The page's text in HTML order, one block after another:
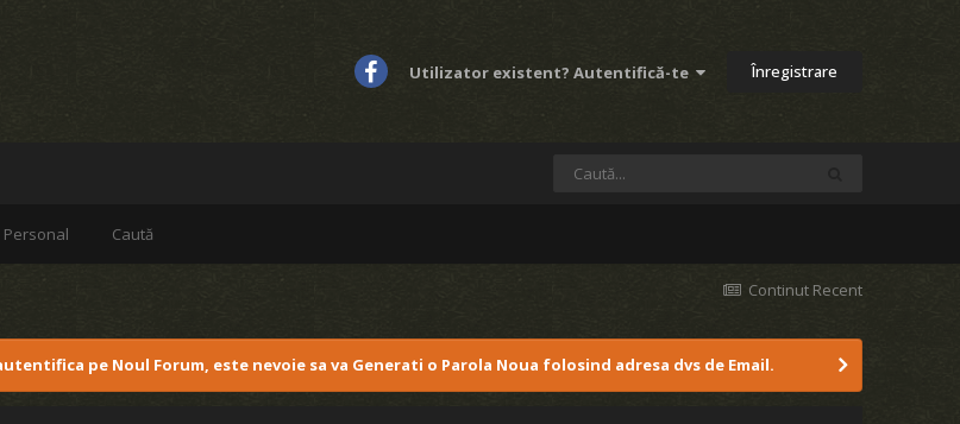
Utilizator existent? Autentifică-te Înregistrare
Personal Caută
Continut Recent
pe Noul Forum, este nevoie sa va Generati o Parola Noua folosind adresa dvs de Email.